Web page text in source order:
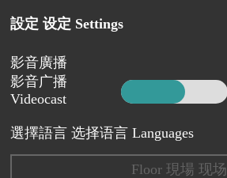
設定 设定 Settings
影音廣播
影音广播
Videocast
選擇語言 选择语言 Languages
Floor 現場 现场